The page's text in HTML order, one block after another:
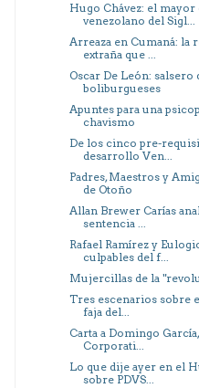
Hugo Chávez: el
venezolano del Sigl...
Arreaza en Cumaná: la
extraña que ...
Oscar De León: salsero
boliburgueses
Apuntes para una
chavismo
De los cinco pre-
desarrollo Ven...
Padres, Maestros y
de Otoño
Allan Brewer Carías
sentencia ...
Rafael Ramírez y
culpables del f...
Mujercillas de la
Tres escenarios sobre
faja del...
Carta a Domingo
Corporati...
Lo que dije ayer en el
sobre PDVS...